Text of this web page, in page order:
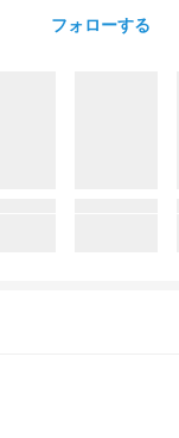
フォローする